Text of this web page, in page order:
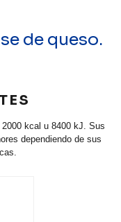
de queso.
kcal u 8400 kJ. Sus
dependiendo de sus